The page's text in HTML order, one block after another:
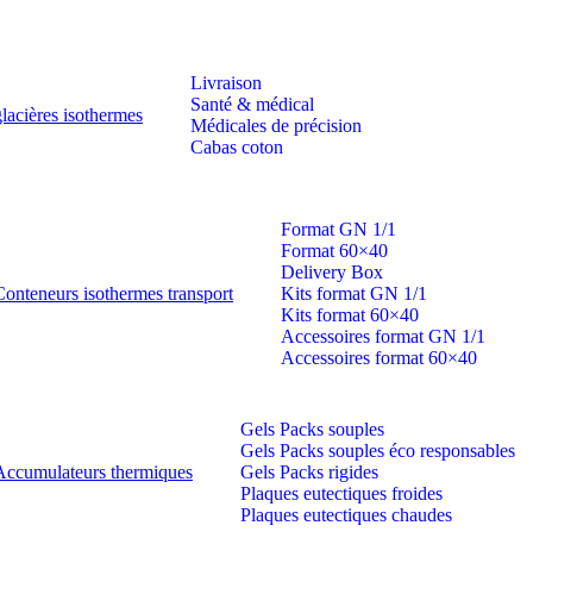
isothermes
Livraison
Santé & médical
Médicales de précision
Cabas coton
isothermes transport
Format GN 1/1
Format 60×40
Delivery Box
Kits format GN 1/1
Kits format 60×40
Accessoires format GN 1/1
Accessoires format 60×40
thermiques
Gels Packs souples
Gels Packs souples éco responsables
Gels Packs rigides
Plaques eutectiques froides
Plaques eutectiques chaudes